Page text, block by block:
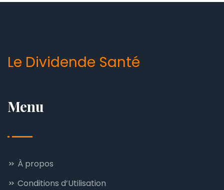
Le Dividende Santé
Menu
À propos
Conditions d’Utilisation